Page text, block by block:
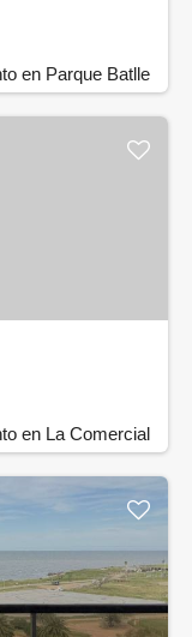
en Parque Batlle
en La Comercial